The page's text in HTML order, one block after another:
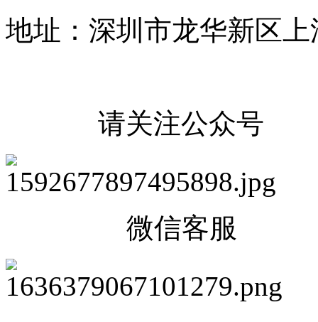
地址：深圳市龙华新区
请关注公众号
微信客服